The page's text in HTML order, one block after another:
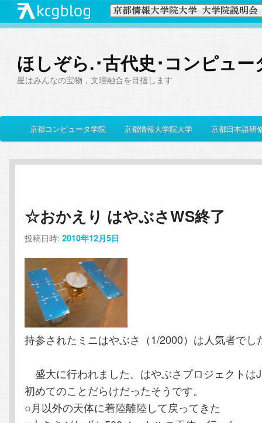
ほしぞら.･古代史･コンピュー
星はみんなの宝物，文理融合を目指します
イ
メ
イ
コ
ン
テ
ン
ツ
移
動
サ
ブ
ン
テ
ン
ツ
へ
動
京都コンピュータ学院 京都情報大学院大学 京都日本語研
☆おかえり はやぶさWS終了
投稿日時:2010年12月5日
持参されたミニはやぶさ（1/2000）は人気者でし
盛大に行われました。はやぶさプロジェクトは
初めてのことだらけだったそうです。
○月以外の天体に着陸離陸して戻ってきた